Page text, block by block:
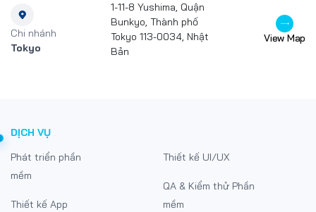
Chi nhánh
Tokyo
1-11-8 Yushima, Quận
Bunkyo, Thành phố
Tokyo 113-0034, Nhật
Bản
View Map
DỊCH VỤ
Phát triển phần
mềm
Thiết kế App
Thiết kế UI/UX
QA & Kiểm thử Phần
mềm